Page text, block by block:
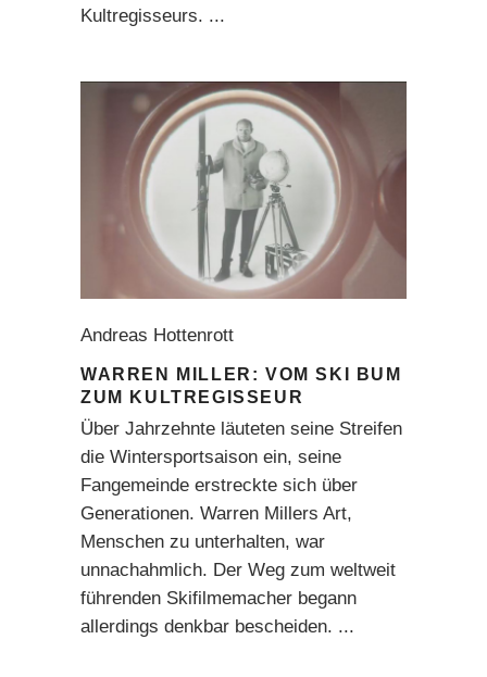
Kultregisseurs.
Andreas Hottenrott
WARREN MILLER: VOM SKI BUM
ZUM KULTREGISSEUR
Über Jahrzehnte läuteten seine Streifen
die Wintersportsaison ein, seine
Fangemeinde erstreckte sich über
Generationen. Warren Millers Art,
Menschen zu unterhalten, war
unnachahmlich. Der Weg zum weltweit
führenden Skifilmemacher begann
allerdings denkbar bescheiden.